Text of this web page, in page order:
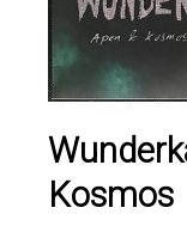
Kosmos